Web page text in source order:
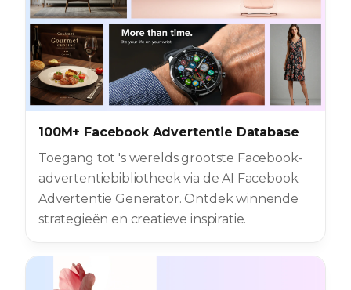
100M+ Facebook Advertentie Database
Toegang tot 's werelds grootste Facebook-
advertentiebibliotheek via de AI Facebook
Advertentie Generator. Ontdek winnende
strategieën en creatieve inspiratie.